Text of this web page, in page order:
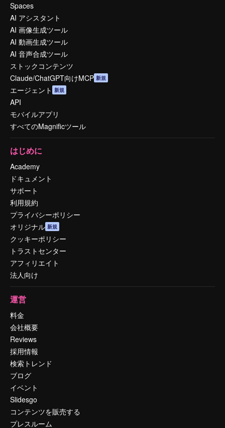
Spaces
AI アシスタント
AI 画像生成ツール
AI 動画生成ツール
AI 音声合成ツール
ストックコンテンツ
Claude/ChatGPT向けMCP 新規
エージェント 新規
API
モバイルアプリ
すべてのMagnificツール
はじめに
Academy
ドキュメント
サポート
利用規約
プライバシーポリシー
オリジナル 新規
クッキーポリシー
トラストセンター
アフィリエイト
法人向け
運営
料金
会社概要
Reviews
採用情報
検索トレンド
ブログ
イベント
Slidesgo
コンテンツを販売する
プレスルーム